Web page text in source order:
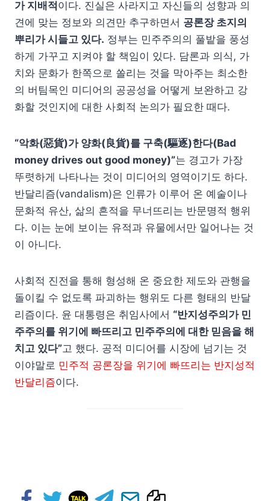
가 지배적 이다. 진실은 사라지고 자신들의 성향과 의
견에 맞는 정보와 의견만 추구하면서 공론장 초지의
뿌리가 시들고 있다. 정부는 민주주의의 풀밭을 풍성
하게 가꾸고 지켜야 할 책임이 있다. 담론과 의식, 가
치와 문화가 한쪽으로 쏠리는 것을 막아주는 최소한
의 버팀목인 미디어의 공공성을 어떻게 보완하고 강
화할 것인지에 대한 사회적 논의가 필요한 때다.
“악화(惡貨)가 양화(良貨)를 구축(驅逐)한다(Bad
money drives out good money)”는 경고가 가장
뚜렷하게 나타나는 것이 미디어의 영역이기도 하다.
반달리즘(vandalism)은 인류가 이루어 온 예술이나
문화적 유산, 삶의 흔적을 무너뜨리는 반문명적 행위
다. 이는 눈에 보이는 유적과 유물에서만 일어나는 것
이 아니다.
사회적 진전을 통해 형성해 온 중요한 제도와 관행을
돌이킬 수 없도록 파괴하는 행위도 다른 형태의 반달
리즘이다. 윤 대통령은 취임사에서 “반지성주의가 민
주주의를 위기에 빠뜨리고 민주주의에 대한 믿음을 해
치고 있다”고 했다. 공적 미디어를 시장에 넘기는 것
이야말로 민주적 공론장을 위기에 빠뜨리는 반지성적
반달리즘이다.